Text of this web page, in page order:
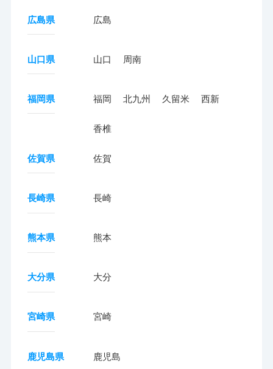
広島県 広島
山口県 山口 周南
福岡県 福岡 北九州 久留米 西新
香椎
佐賀県 佐賀
長崎県 長崎
熊本県 熊本
大分県 大分
宮崎県 宮崎
鹿児島県 鹿児島